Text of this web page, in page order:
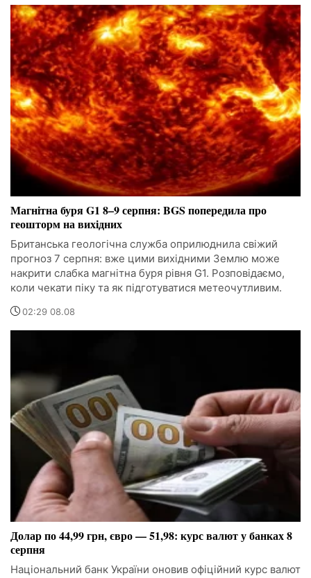
Магнітна буря G1 8–9 серпня: BGS попередила про
геошторм на вихідних
Британська геологічна служба оприлюднила свіжий
прогноз 7 серпня: вже цими вихідними Землю може
накрити слабка магнітна буря рівня G1. Розповідаємо,
коли чекати піку та як підготуватися метеочутливим.
02:29 08.08
Долар по 44,99 грн, євро — 51,98: курс валют у банках 8
серпня
Національний банк України оновив офіційний курс валют